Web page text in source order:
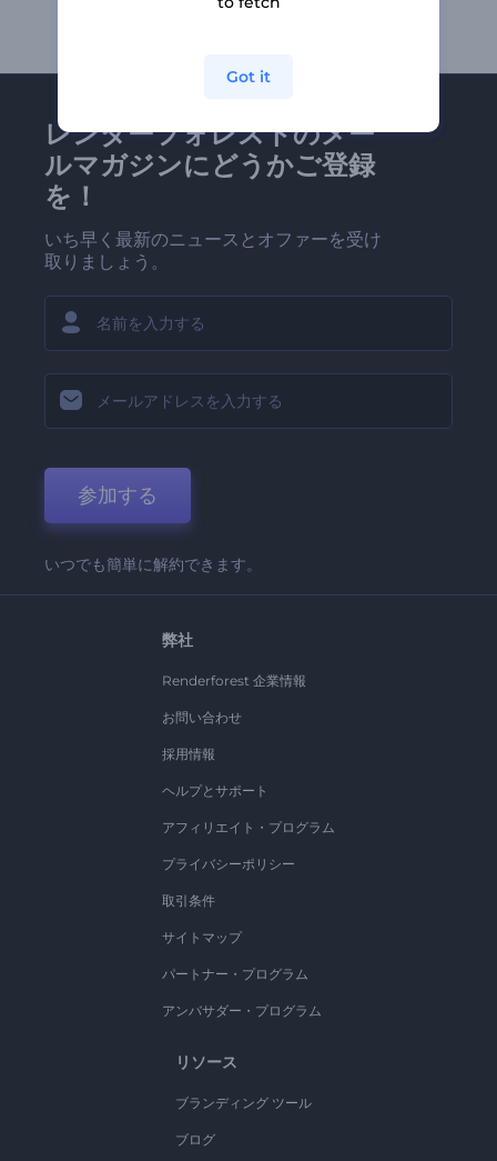
レンダーフォレストのメー
ルマガジンにどうかご登録
を！
いち早く最新のニュースとオファーを受け
取りましょう。
参加する
いつでも簡単に解約できます。
弊社
Renderforest 企業情報
お問い合わせ
採用情報
ヘルプとサポート
アフィリエイト・プログラム
プライバシーポリシー
取引条件
サイトマップ
パートナー・プログラム
アンバサダー・プログラム
リソース
ブランディング ツール
ブログ
Got it